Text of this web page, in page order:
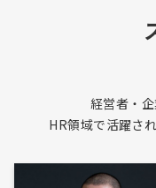
経営者・
HR領域で活躍さ